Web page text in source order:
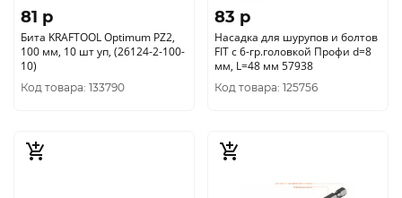
81 p
Бита KRAFTOOL Optimum PZ2,
100 мм, 10 шт уп, (26124-2-100-
10)
Код товара: 133790
83 p
Насадка для шурупов и болтов
FIT с 6-гр.головкой Профи d=8
мм, L=48 мм 57938
Код товара: 125756